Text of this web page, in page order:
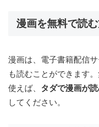
漫画を無料で読
漫画は、電子書籍配信
も読むことができます
使えば、 タダで漫画が
してください。